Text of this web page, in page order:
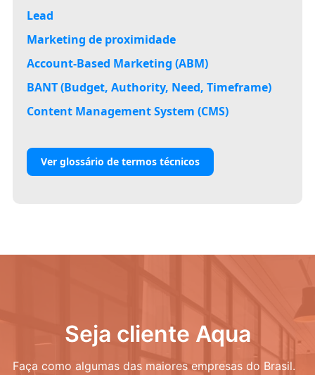
Lead
Marketing de proximidade
Account-Based Marketing (ABM)
BANT (Budget, Authority, Need, Timeframe)
Content Management System (CMS)
Ver glossário de termos técnicos
Seja cliente Aqua
Faça como algumas das maiores empresas do Brasil.